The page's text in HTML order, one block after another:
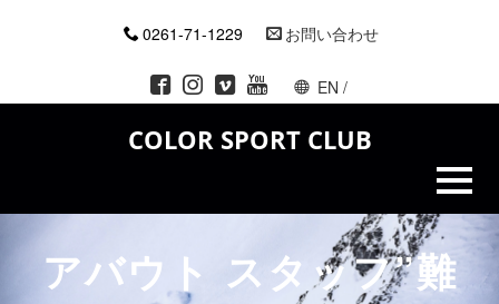
0261-71-1229 お問い合わせ
EN /
COLOR SPORT CLUB
アバウト スタッフ”難